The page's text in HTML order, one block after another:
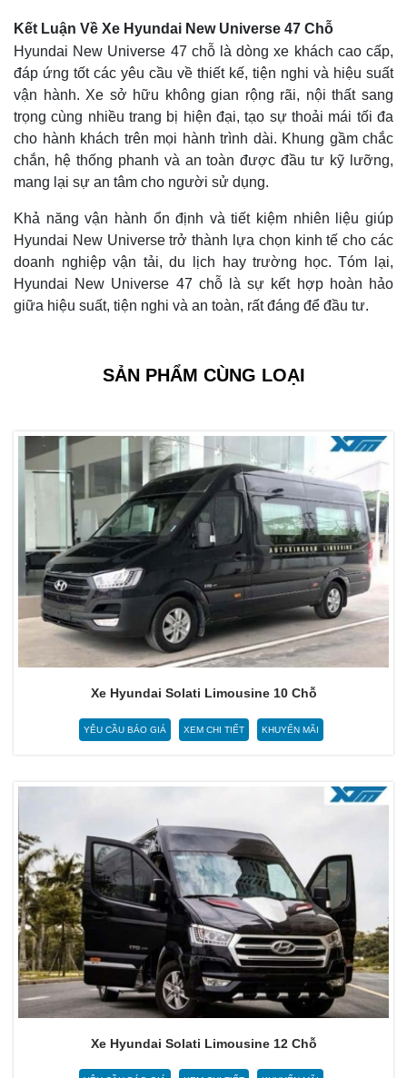
Kết Luận Về Xe Hyundai New Universe 47 Chỗ
Hyundai New Universe 47 chỗ là dòng xe khách cao cấp,
đáp ứng tốt các yêu cầu về thiết kế, tiện nghi và hiệu suất
vận hành. Xe sở hữu không gian rộng rãi, nội thất sang
trọng cùng nhiều trang bị hiện đại, tạo sự thoải mái tối đa
cho hành khách trên mọi hành trình dài. Khung gầm chắc
chắn, hệ thống phanh và an toàn được đầu tư kỹ lưỡng,
mang lại sự an tâm cho người sử dụng.
Khả năng vận hành ổn định và tiết kiệm nhiên liệu giúp
Hyundai New Universe trở thành lựa chọn kinh tế cho các
doanh nghiệp vận tải, du lịch hay trường học. Tóm lại,
Hyundai New Universe 47 chỗ là sự kết hợp hoàn hảo
giữa hiệu suất, tiện nghi và an toàn, rất đáng để đầu tư.
SẢN PHẨM CÙNG LOẠI
Xe Hyundai Solati Limousine 10 Chỗ
YÊU CẦU BÁO GIÁ XEM CHI TIẾT KHUYẾN MÃI
Xe Hyundai Solati Limousine 12 Chỗ